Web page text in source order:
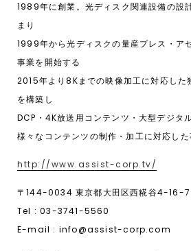
1989年に創業。光ディスク関連設備の設
まり
1999年から光ディスクの量産プレス・ア
事業を開始する
2015年より8Kまでの映像加工に対応した
を構築し
DCP・4K放送用コンテンツ・大型デジタ
様々なコンテンツの制作・加工に対応し
http://www.assist-corp.tv/
〒144-0034 東京都大田区西糀谷4-16-7
Tel : 03-3741-5560
E-mail : info@assist-corp.com